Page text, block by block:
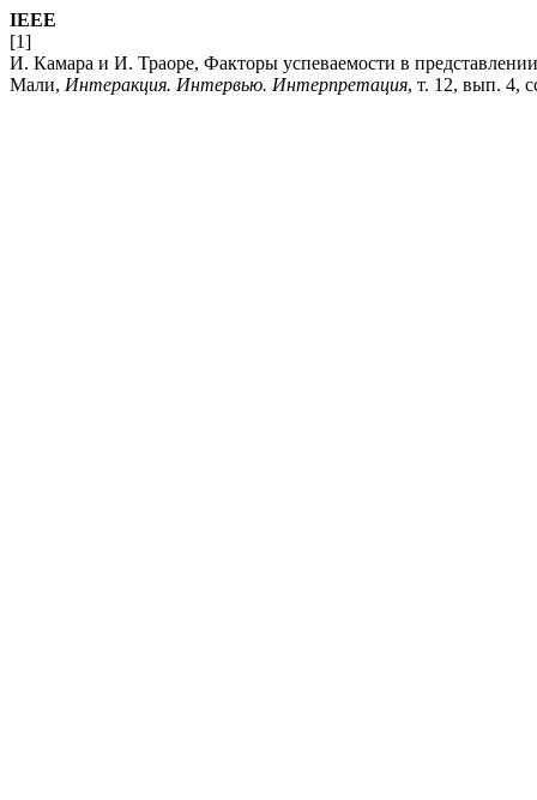
IEEE
[1]
И. Камара и И. Траоре, Факторы успеваемости в
Мали, Интеракция. Интервью. Интерпретация, т. 12, вып. 4,